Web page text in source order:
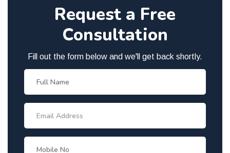
Request a Free
Consultation
Fill out the form below and we'll get back shortly.